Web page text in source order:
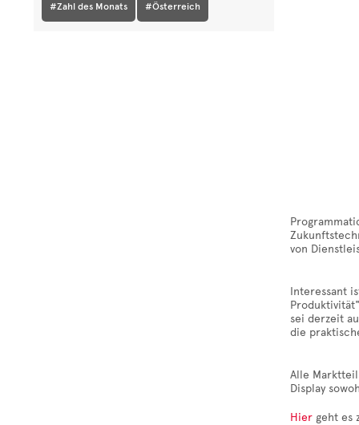
#Zahl des Monats #Österreich
von
Interessant
sei derzeit
die
Alle
Display
Hier geht es